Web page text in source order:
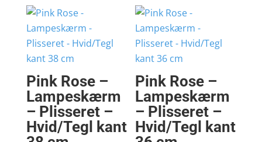
Pink Rose –
Lampeskærm
– Plisseret –
Hvid/Tegl kant
Pink Rose –
Lampeskærm
– Plisseret –
Hvid/Tegl kant